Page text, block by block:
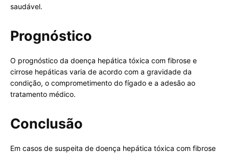
saudável.
Prognóstico
O prognóstico da doença hepática tóxica com fibrose e
cirrose hepáticas varia de acordo com a gravidade da
condição, o comprometimento do fígado e a adesão ao
tratamento médico.
Conclusão
Em casos de suspeita de doença hepática tóxica com fibrose